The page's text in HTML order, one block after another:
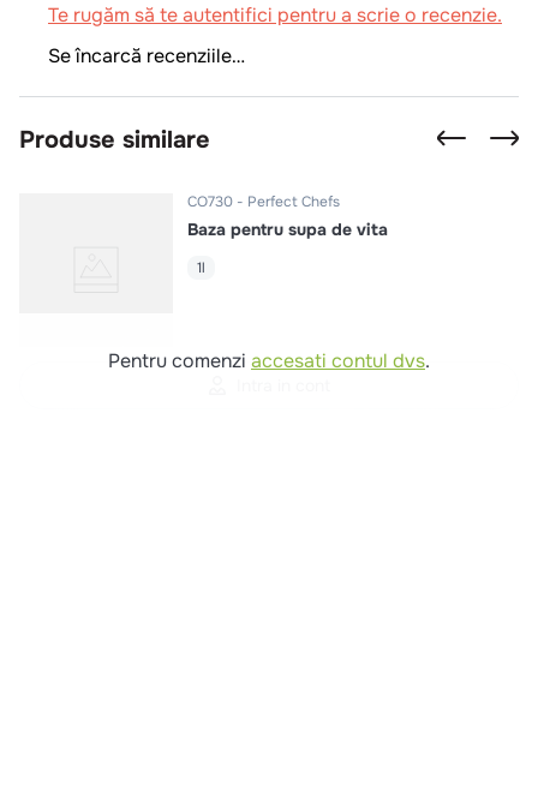
Pentru comenzi accesati contul dvs.
Te rugăm să te autentifici pentru a scrie o recenzie.
Se încarcă recenziile…
Produse similare
CO730 Perfect Chefs
Baza pentru supa de vita
1l